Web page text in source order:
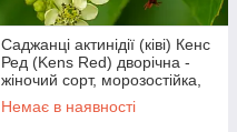
Саджанці актинідії (ківі) Кенс
Ред (Kens Red) дворічна -
жіночий сорт, морозостійка,
урожайна С1.5
Немає в наявності